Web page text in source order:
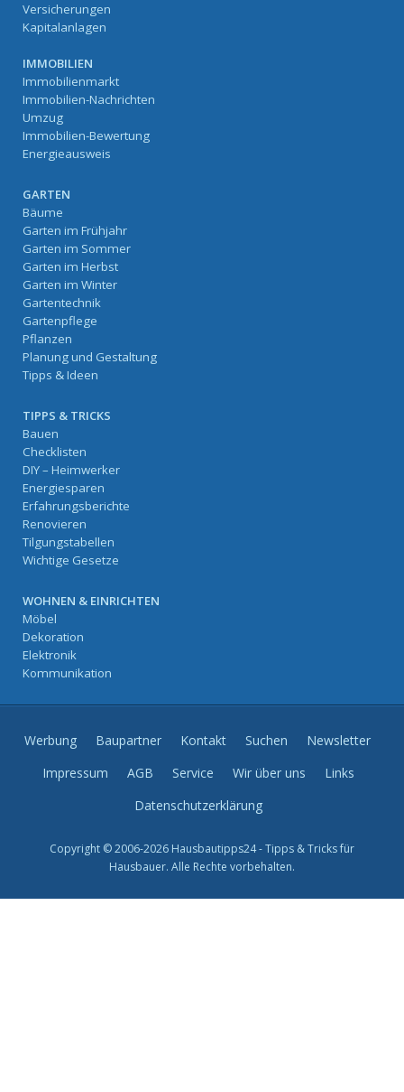
Versicherungen
Kapitalanlagen
IMMOBILIEN
Immobilienmarkt
Immobilien-Nachrichten
Umzug
Immobilien-Bewertung
Energieausweis
GARTEN
Bäume
Garten im Frühjahr
Garten im Sommer
Garten im Herbst
Garten im Winter
Gartentechnik
Gartenpflege
Pflanzen
Planung und Gestaltung
Tipps & Ideen
TIPPS & TRICKS
Bauen
Checklisten
DIY – Heimwerker
Energiesparen
Erfahrungsberichte
Renovieren
Tilgungstabellen
Wichtige Gesetze
WOHNEN & EINRICHTEN
Möbel
Dekoration
Elektronik
Kommunikation
Werbung Baupartner Kontakt Suchen
Newsletter
Impressum
AGB Service Wir über uns
Links
Datenschutzerklärung
Copyright © 2006-2026 Hausbautipps24 - Tipps & Tricks für
Hausbauer. Alle Rechte vorbehalten.